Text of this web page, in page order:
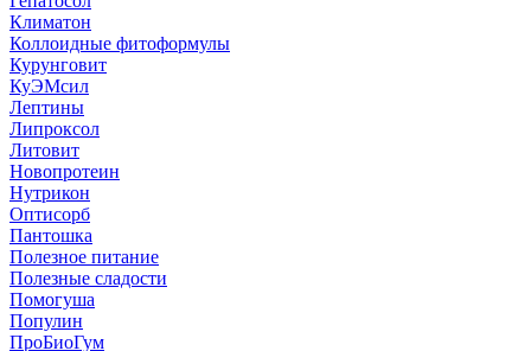
Климатон
Коллоидные фитоформулы
Курунговит
КуЭМсил
Лептины
Липроксол
Литовит
Новопротеин
Нутрикон
Оптисорб
Пантошка
Полезное питание
Полезные сладости
Помогуша
Популин
ПроБиоГум